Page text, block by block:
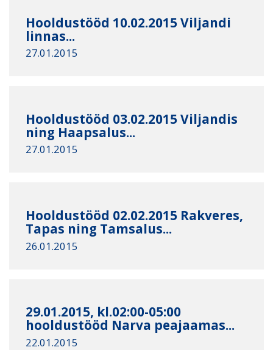
Hooldustööd 10.02.2015 Viljandi
linnas...
27.01.2015
Hooldustööd 03.02.2015 Viljandis
ning Haapsalus...
27.01.2015
Hooldustööd 02.02.2015 Rakveres,
Tapas ning Tamsalus...
26.01.2015
29.01.2015, kl.02:00-05:00
hooldustööd Narva peajaamas...
22.01.2015